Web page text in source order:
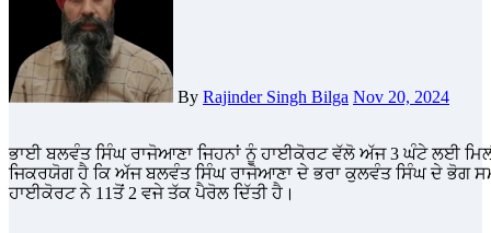
By Rajinder Singh Bilga Nov 20, 2024
ਭਾਈ ਬਲਵੰਤ ਸਿੰਘ ਰਾਜੋਆਣਾ ਜਿਹਨਾਂ ਨੂੰ ਹਾਈਕੋਰਟ ਵੱਲੋ ਅੱਜ 3 ਘੰਟੇ ਲਈ
ਜਿਕਰਯੋਗ ਹੈ ਕਿ ਅੱਜ ਬਲਵੰਤ ਸਿੰਘ ਰਾਜੋਆਣਾ ਦੇ ਭਰਾ ਕੁਲਵੰਤ ਸਿੰਘ ਦੇ ਭੋਗ
ਹਾਈਕੋਰਟ ਨੇ 11ਤੋਂ 2 ਵਜੇ ਤੱਕ ਪੈਰੋਲ ਦਿੱਤੀ ਹੈ।